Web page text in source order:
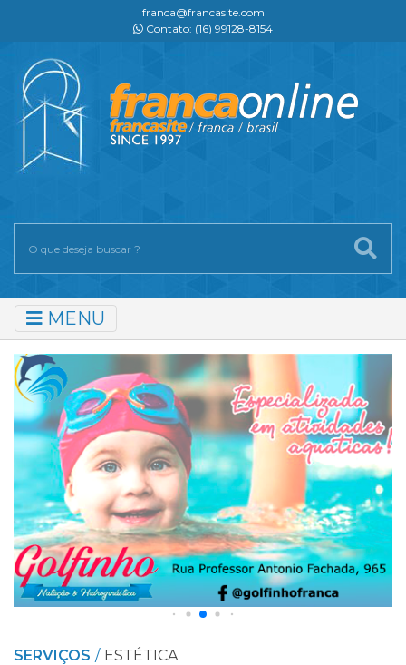
franca@francasite.com
Contato: (16) 99128-8154
MENU
SERVIÇOS ESTÉTICA